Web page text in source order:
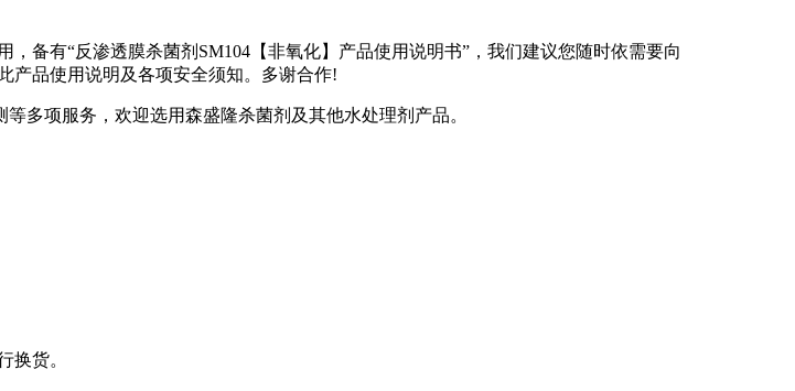
备有“反渗透膜杀菌剂SM104【非氧化】产品使用说明书”，我们建议您随时依需要向
产品使用说明及各项安全须知。多谢合作!
多项服务，欢迎选用森盛隆杀菌剂及其他水处理剂产品。
换货。